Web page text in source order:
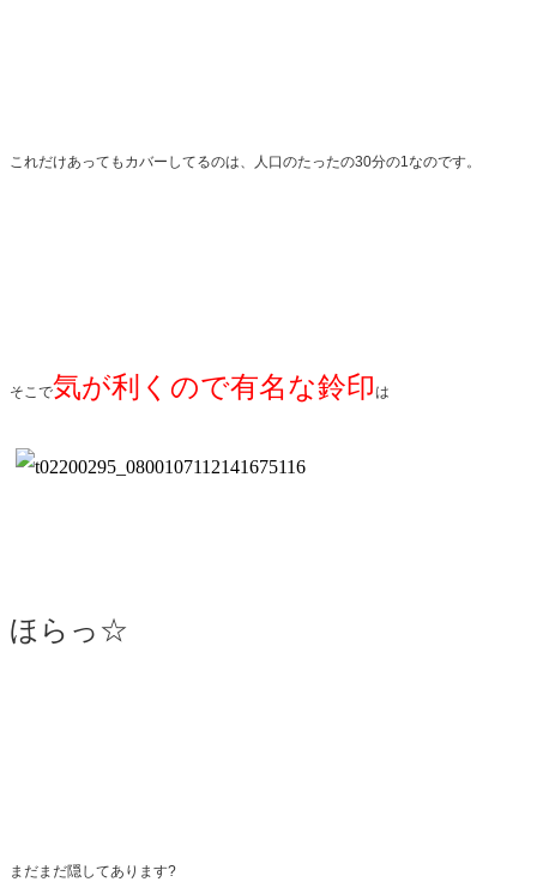
これだけあってもカバーしてるのは、人口のたったの30分の1なのです。
そこで気が利くので有名な鈴印は
ほらっ☆
まだまだ隠してあります?